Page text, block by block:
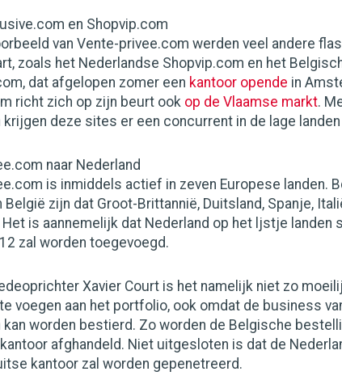
en Shopvip.com
van Vente-privee.com werden veel andere
zoals het Nederlandse Shopvip.com en het
dat afgelopen zomer een kantoor opende in
richt zich op zijn beurt ook op de Vlaamse markt.
krijgen deze sites er een concurrent in de lage
naar Nederland
is inmiddels actief in zeven Europese landen.
België zijn dat Groot-Brittannië, Duitsland, Spanje,
is aannemelijk dat Nederland op het ljstje landen
zal worden toegevoegd.
Xavier Court is het namelijk niet zo
voegen aan het portfolio, ook omdat de business
kan worden bestierd. Zo worden de Belgische
afghandeld. Niet uitgesloten is dat de
kantoor zal worden gepenetreerd.